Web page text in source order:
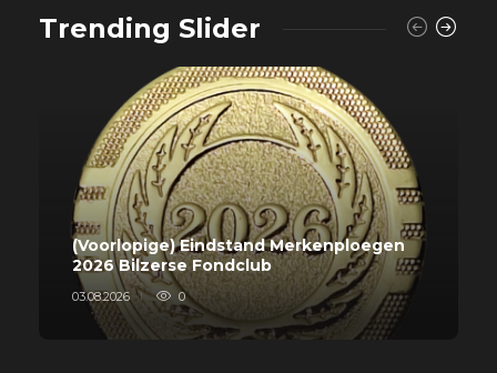
Trending Slider
(Voorlopige) Eindstand Merkenploegen
2026 Bilzerse Fondclub
03.08.2026 0